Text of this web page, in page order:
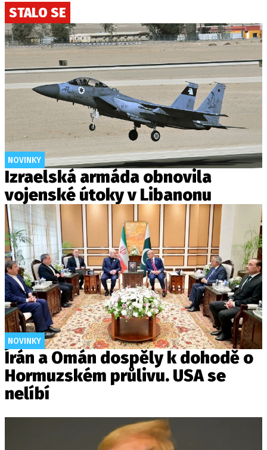
STALO SE
NOVINKY
Izraelská armáda obnovila
vojenské útoky v Libanonu
NOVINKY
Írán a Omán dospěly k dohodě o
Hormuzském průlivu. USA se
nelíbí